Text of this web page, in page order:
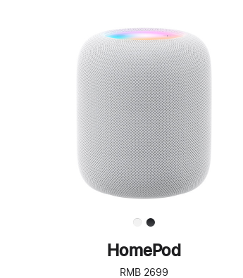
进
一
步
了
解
HomePod<
HomePod
RMB 2699